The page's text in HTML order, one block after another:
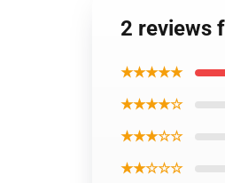
2 reviews
★★★★★
★★★★☆
★★★☆☆
★★☆☆☆